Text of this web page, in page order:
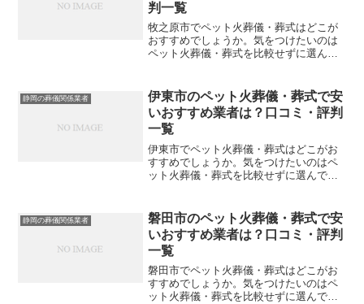
判一覧
牧之原市でペット火葬儀・葬式はどこが
おすすめでしょうか。気をつけたいのは
ペット火葬儀・葬式を比較せずに選んで
コミや評判を一覧表にしていますので参
考にしてください。※直接...
静岡の葬儀関係業者
伊東市のペット火葬儀・葬式で安
いおすすめ業者は？口コミ・評判
一覧
伊東市でペット火葬儀・葬式はどこがお
すすめでしょうか。気をつけたいのはペ
ット火葬儀・葬式を比較せずに選んでし
や評判を一覧表にしていますので参考に
してください。※直接関係...
静岡の葬儀関係業者
磐田市のペット火葬儀・葬式で安
いおすすめ業者は？口コミ・評判
一覧
磐田市でペット火葬儀・葬式はどこがお
すすめでしょうか。気をつけたいのはペ
ット火葬儀・葬式を比較せずに選んでし